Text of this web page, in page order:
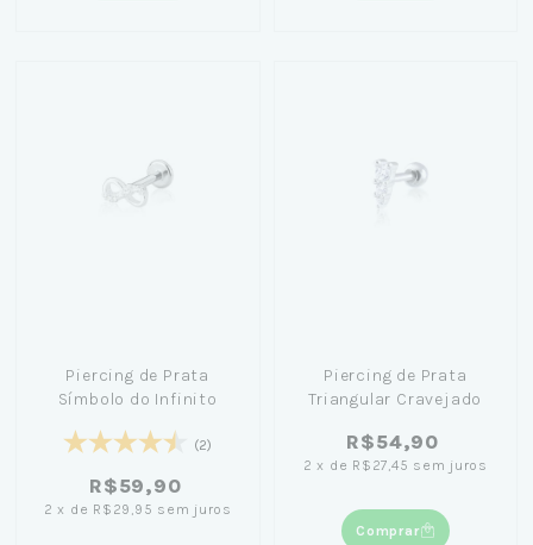
Piercing de Prata
Símbolo do Infinito
(2)
R$59,90
2 x de R$29,95 sem juros
Piercing de Prata
Triangular Cravejado
R$54,90
2 x de R$27,45 sem juros
Comprar